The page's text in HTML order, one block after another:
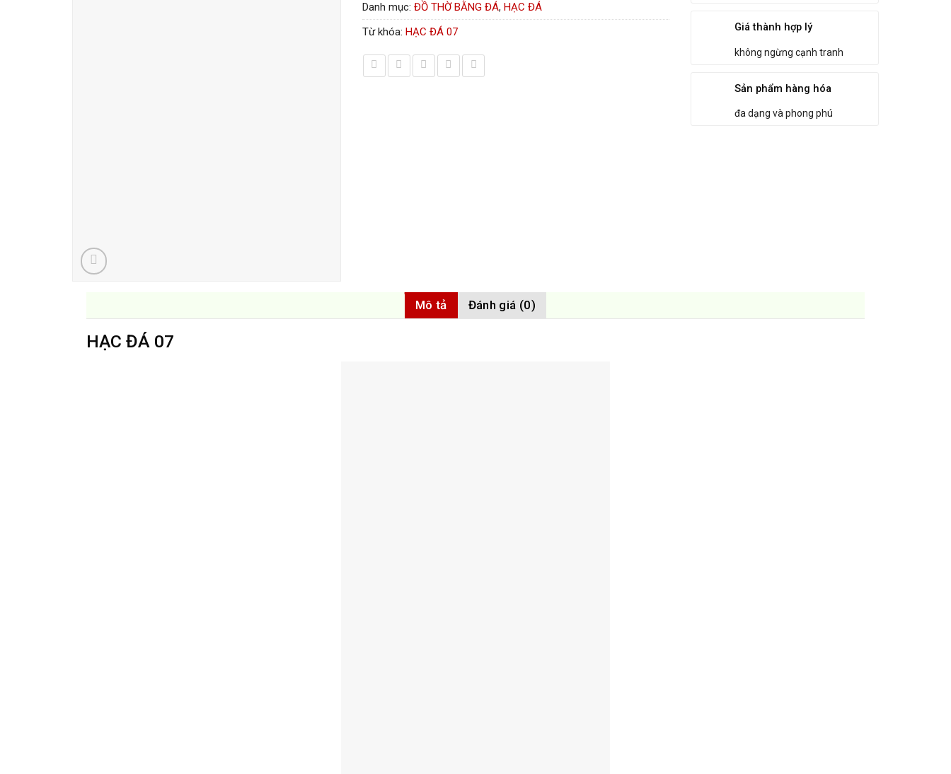
Danh mục: ĐỒ THỜ BẰNG ĐÁ, HẠC ĐÁ
Từ khóa: HẠC ĐÁ 07 Giá thành hợp lý
không ngừng cạnh tranh
Sản phẩm hàng hóa
đa dạng và phong phú
Mô tả Đánh giá (0)
HẠC ĐÁ 07